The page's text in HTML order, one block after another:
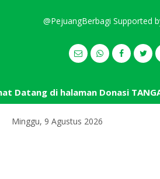
Minggu, 9 Agustus 2026
@PejuangBerbagi Supported
Datang di halaman Donasi TANGAN